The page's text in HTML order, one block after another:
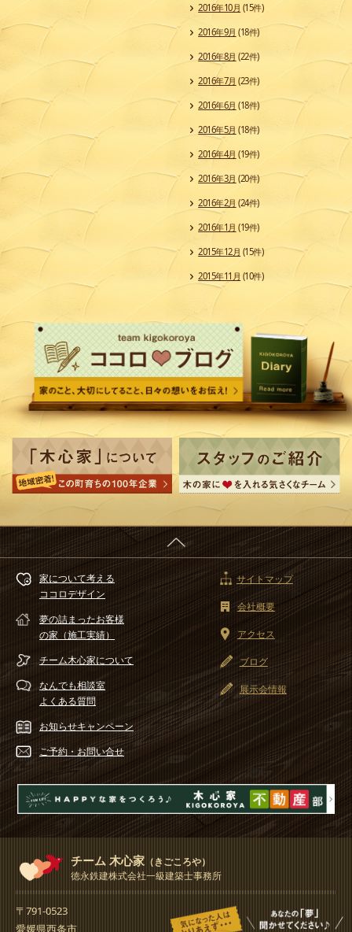
2016年10月 (15件)
2016年9月 (18件)
2016年8月 (22件)
2016年7月 (23件)
2016年6月 (18件)
2016年5月 (18件)
2016年4月 (19件)
2016年3月 (20件)
2016年2月 (24件)
2016年1月 (19件)
2015年12月 (15件)
2015年11月 (10件)
家について考える
ココロデザイン
夢の詰まったお客様
の家（施工実績）
チーム木心家について
なんでも相談室
よくある質問
お知らせキャンペーン
ご予約・ お問い合せ
サイトマップ
会社概要
アクセス
ブログ
展示会情報
チーム 木心家 （きごころや）
徳永鉄建株式会社一級建築士事務所
〒791-0523
愛媛県西条市